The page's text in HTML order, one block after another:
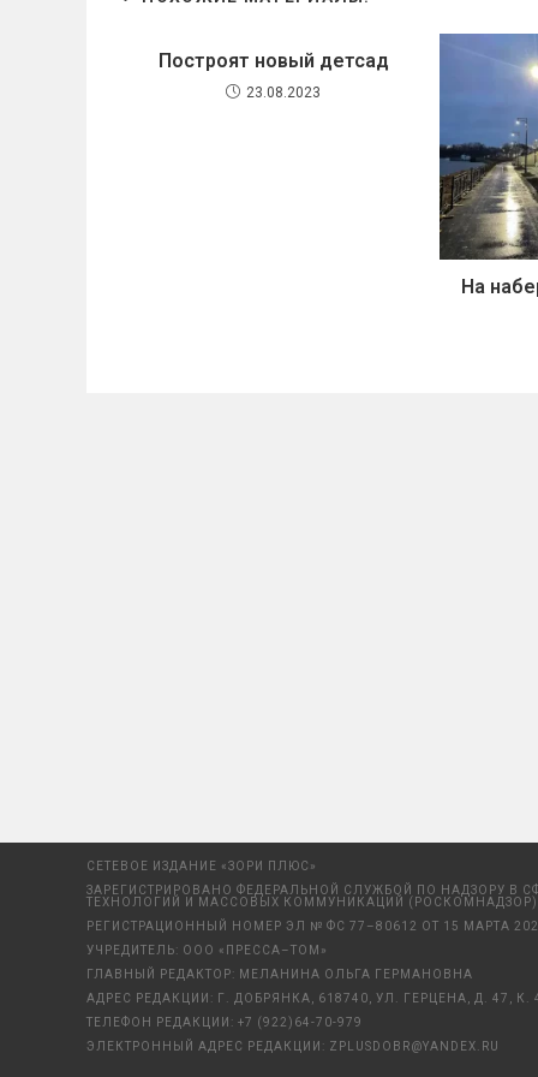
Построят новый детсад
23.08.2023
На
СЕТЕВОЕ ИЗДАНИЕ «ЗОРИ ПЛЮС»
ЗАРЕГИСТРИРОВАНО ФЕДЕРАЛЬНОЙ СЛУЖБОЙ ПО НАДЗОРУ В
ТЕХНОЛОГИЙ И МАССОВЫХ КОММУНИКАЦИЙ (РОСКОМНАДЗОР)
РЕГИСТРАЦИОННЫЙ НОМЕР ЭЛ № ФС 77–80612 ОТ 15 МАРТА
УЧРЕДИТЕЛЬ: ООО «ПРЕССА–ТОМ»
ГЛАВНЫЙ РЕДАКТОР: МЕЛАНИНА ОЛЬГА ГЕРМАНОВНА
АДРЕС РЕДАКЦИИ: Г. ДОБРЯНКА, 618740, УЛ. ГЕРЦЕНА, Д. 47, К.
ТЕЛЕФОН РЕДАКЦИИ: +7 (922)64-70-979
ЭЛЕКТРОННЫЙ АДРЕС РЕДАКЦИИ: ZPLUSDOBR@YANDEX.RU